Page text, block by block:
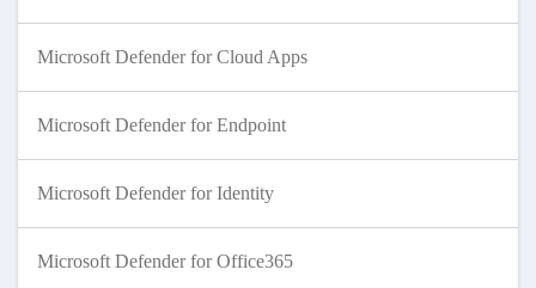
Microsoft Defender for Cloud Apps
Microsoft Defender for Endpoint
Microsoft Defender for Identity
Microsoft Defender for Office365